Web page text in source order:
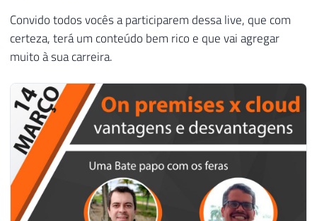
Convido todos vocês a participarem dessa live, que com
certeza, terá um conteúdo bem rico e que vai agregar
muito à sua carreira.